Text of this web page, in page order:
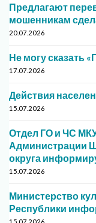
Предлагают
мошенникам
20.07.2026
Не могу сказать
17.07.2026
Действия
15.07.2026
Отдел ГО и ЧС
Администрации
округа
15.07.2026
Министерство
Республики
15.07.2026